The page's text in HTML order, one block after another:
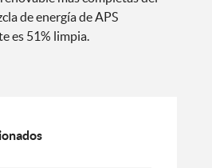
de energía de APS
es 51% limpia.